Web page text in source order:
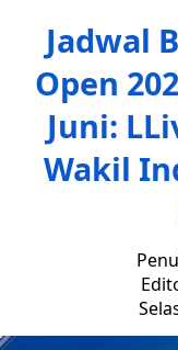
Jadwal
Open
Juni:
Wakil